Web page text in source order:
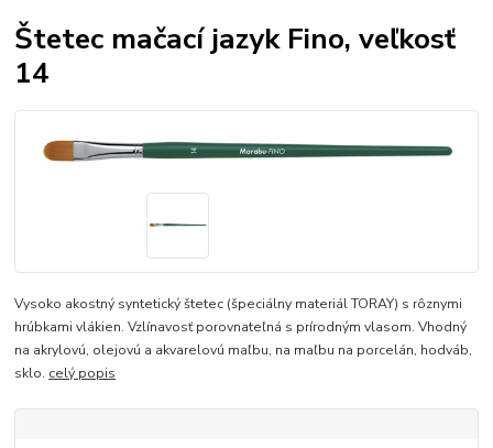
Štetec mačací jazyk Fino, veľkosť
14
Vysoko akostný syntetický štetec (špeciálny materiál TORAY) s rôznymi
hrúbkami vlákien. Vzlínavosť porovnateľná s prírodným vlasom. Vhodný
na akrylovú, olejovú a akvarelovú maľbu, na maľbu na porcelán, hodváb,
sklo. celý popis